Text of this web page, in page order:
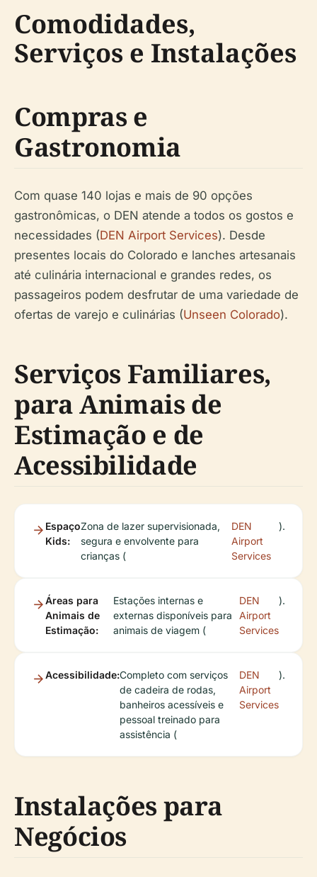
Comodidades,
Serviços e Instalações
Compras e
Gastronomia
Com quase 140 lojas e mais de 90 opções
gastronômicas, o DEN atende a todos os gostos e
necessidades (DEN Airport Services). Desde
presentes locais do Colorado e lanches artesanais
até culinária internacional e grandes redes, os
passageiros podem desfrutar de uma variedade de
ofertas de varejo e culinárias (Unseen Colorado).
Serviços Familiares,
para Animais de
Estimação e de
Acessibilidade
Espaço
Kids:
Zona de lazer supervisionada,
segura e envolvente para
crianças (
DEN
Airport
Services
).
Áreas para
Animais de
Estimação:
Estações internas e
externas disponíveis para
animais de viagem (
DEN
Airport
Services
).
Acessibilidade:Completo com serviços
de cadeira de rodas,
banheiros acessíveis e
pessoal treinado para
assistência (
DEN
Airport
Services
).
Instalações para
Negócios